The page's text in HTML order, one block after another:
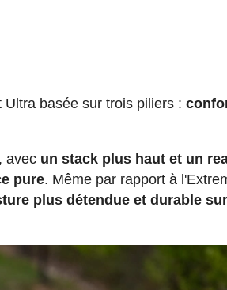
Ultra basée sur trois piliers :
avec un stack plus haut et un
pure. Même par rapport à
plus détendue et durable